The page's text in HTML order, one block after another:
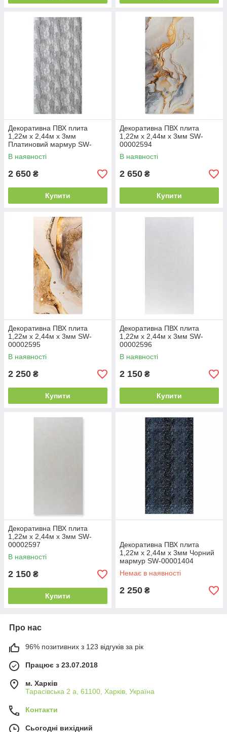
Декоративна ПВХ плита
1,22м х 2,44м х 3мм
Платиновий мармур SW-
00001411
В наявності
2 650 ₴
Купити
Декоративна ПВХ плита
1,22м х 2,44м х 3мм SW-
00002594
В наявності
2 650 ₴
Купити
Декоративна ПВХ плита
1,22м х 2,44м х 3мм SW-
00002595
В наявності
2 250 ₴
Купити
Декоративна ПВХ плита
1,22м х 2,44м х 3мм SW-
00002596
В наявності
2 150 ₴
Купити
Декоративна ПВХ плита
1,22м х 2,44м х 3мм SW-
00002597
В наявності
2 150 ₴
Купити
Декоративна ПВХ плита
1,22м х 2,44м х 3мм Чорний
мармур SW-00001404
Немає в наявності
2 250 ₴
Про нас
96% позитивних з 123 відгуків за рік
Працює з 23.07.2018
м. Харків
Тарасівська 2 а, 61100, Харків, Україна
Контакти
Сьогодні вихідний